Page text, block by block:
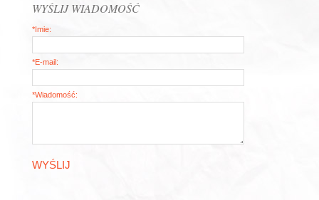
WYŚLIJ WIADOMOŚĆ
*Imie:
*E-mail:
*Wiadomość:
WYŚLIJ